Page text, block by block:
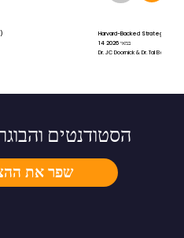
Harvard-Backed Strategies for
14 במאי 2026
Dr. JC Doornick & Dr. Tal Ben-
שפר את
הסטודנטים